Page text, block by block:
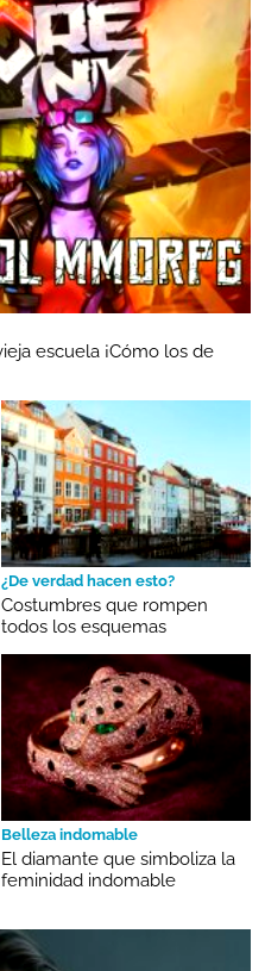
escuela ¡Cómo los de
¿De verdad hacen esto?
Costumbres que rompen
todos los esquemas
Belleza indomable
El diamante que simboliza la
feminidad indomable